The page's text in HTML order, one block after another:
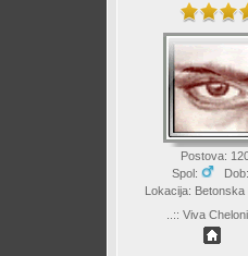
Postova:
Spol:
Dob:
Lokacija:
..:: Viva